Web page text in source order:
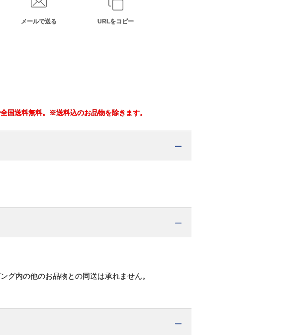
メールで送る URLをコピー
国送料無料。※送料込のお品物を除きます。
グ内の他のお品物との同送は承れません。